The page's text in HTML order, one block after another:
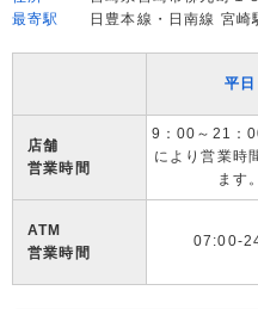
最寄駅
日豊本線・日南線 宮崎
平日
店舗
営業時間
9：00～21：
により営業時
ます。
ATM
営業時間
07:00-